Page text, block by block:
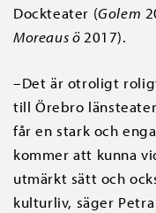
Dockteater (Golem
Moreaus ö2017).
–Det är otroligt
till Örebro
får en stark och
kommer att kunna
utmärkt sätt och
kulturliv, säger